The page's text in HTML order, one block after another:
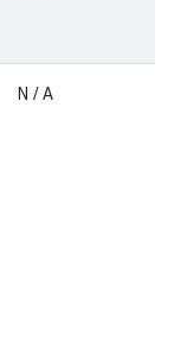
N / A